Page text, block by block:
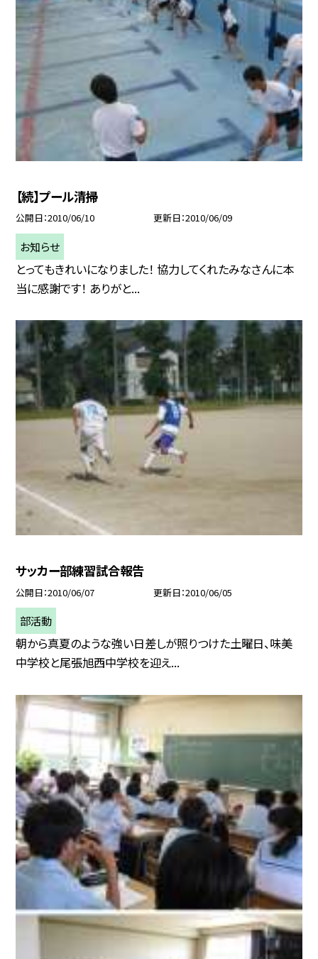
【続】プール清掃
公開日 2010/06/10 更新日 2010/06/09
お知らせ
とってもきれいになりました！ 協力してくれたみなさんに本
当に感謝です！ ありがと...
サッカー部練習試合報告
公開日 2010/06/07 更新日 2010/06/05
部活動
朝から真夏のような強い日差しが照りつけた土曜日、味美
中学校と尾張旭西中学校を迎え...